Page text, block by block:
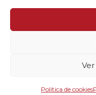
Política de cookies